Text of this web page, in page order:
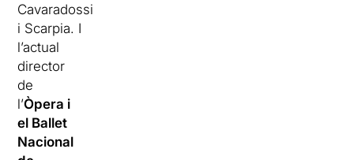
Cavaradossi
i Scarpia. I
l’actual
director
de
l’Òpera i
el Ballet
Nacional